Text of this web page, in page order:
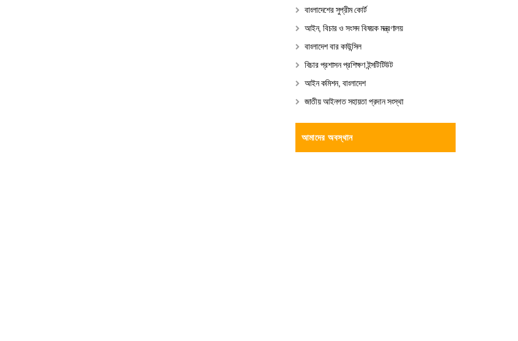
বাংলাদেশের সুপ্রীম কোর্ট
আইন, বিচার ও সংসদ বিষয়ক মন্ত্রণালয়
বাংলাদেশ বার কাউন্সিল
বিচার প্রশাসন প্রশিক্ষণ ইন্সটিটিউট
আইন কমিশন, বাংলাদেশ
জাতীয় আইনগত সহায়তা প্রদান সংস্থা
আমাদের অবস্থান